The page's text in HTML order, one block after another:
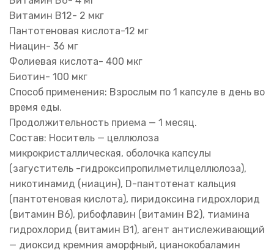
Витамин В12- 2 мкг
Пантотеновая кислота-12 мг
Ниацин- 36 мг
Фолиевая кислота- 400 мкг
Биотин- 100 мкг
Способ применения: Взрослым по 1 капсуле в день во
время еды.
Продолжительность приема — 1 месяц.
Состав: Носитель — целлюлоза
микрокристаллическая, оболочка капсулы
(загуститель -гидроксипропилметилцеллюлоза),
никотинамид (ниацин), D-пантотенат кальция
(пантотеновая кислота), пиридоксина гидрохлорид
(витамин В6), рибофлавин (витамин В2), тиамина
гидрохлорид (витамин В1), агент антислеживающий
— диоксид кремния аморфный, цианокобаламин